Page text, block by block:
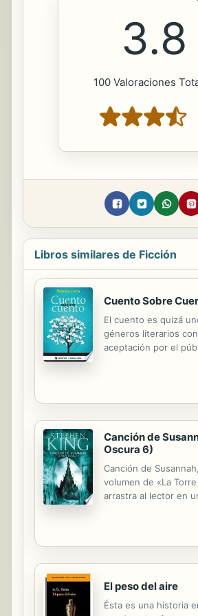
3.8
100 Valoraciones
Libros similares de Ficción
Cuento Sobre
El cuento es quizá
géneros literarios
aceptación por el
las historias. No es
grandes plumas lo
Cuento sobre cuento
con cuentos de gran
calidad literaria que
esencial de la prosa
Canción de
Oscura 6)
Canción de
volumen de «La
arrastra al lector en
aire. Y es que las
acechan y el final se
cuerpo y parte de la
Para ello, la obliga a
York del año 1999, un
El peso del aire
Ésta es una historia